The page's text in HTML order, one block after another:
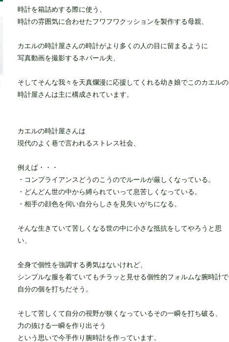
時計を箱詰めする際に使う、
時計の雰囲気に合わせたフワフワクッションを製作する母親、
カエルの時計屋さんの時計がより多くの人の目に留まるように
写真動画を撮影するネパール夫、
そしてそんな我々を天真爛漫に応援してくれる幼き娘でこのカエルの
時計屋さんは主に構成されています。
カエルの時計屋さんは
現代のよく巷で言われるストレス社会、
例えば・・・
・コンプライアンスどうのこうのでルールが厳しくなっている。
・どんどん世の中から縛られていって息苦しくなっている。
・相手の顔色を伺い自分らしさを見失いがちになる。
そんな生きていて苦しくなる世の中に小さな抵抗をしてやろうと思
い、
全身で個性を強調する勇気はないけれど、
シンプルな服を着ていてもチラッと見せる個性的フォルムな腕時計で
自分の個を打ちだそう。
そして苦しくて自分の視野が狭くなっているその一瞬を打ち破る、
力の抜ける一瞬を作り出そう
という思いで今手作り腕時計を作っています。